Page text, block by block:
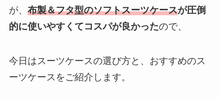
が、 布製＆フタ型のソフトスーツケースが圧倒
的に使いやすくてコスパが良かったので、
今日はスーツケースの選び方と、おすすめのス
ーツケースをご紹介します。